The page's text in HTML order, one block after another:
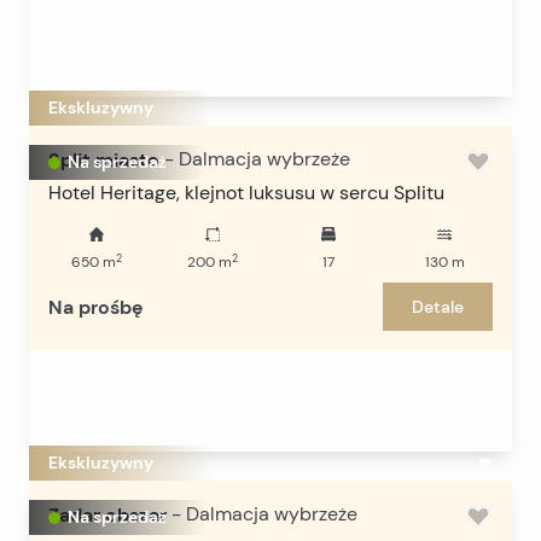
Na sprzedaż
Ekskluzywny
Split miasto - Dalmacja wybrzeże
Hotel Heritage, klejnot luksusu w sercu Splitu
650 m2 200 m2 17 130m
Na prośbę Detale
Na sprzedaż
Ekskluzywny
Zadar obszar - Dalmacja wybrzeże